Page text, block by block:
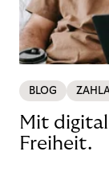
BLOG
Mit
Freiheit.